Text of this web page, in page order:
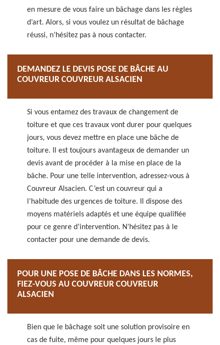
en mesure de vous faire un bâchage dans les règles
d’art. Alors, si vous voulez un résultat de bâchage
réussi, n’hésitez pas à nous contacter.
DEMANDEZ LE DEVIS POSE DE BÂCHE AU
COUVREUR COUVREUR ALSACIEN
Si vous entamez des travaux de changement de
toiture et que ces travaux vont durer pour quelques
jours, vous devez mettre en place une bâche de
toiture. Il est toujours avantageux de demander un
devis avant de procéder à la mise en place de la
bâche. Pour une telle intervention, adressez-vous à
Couvreur Alsacien. C’est un couvreur qui a
l’habitude des urgences de toiture. Il dispose des
moyens matériels adaptés et une équipe qualifiée
pour ce genre d’intervention. N’hésitez pas à le
contacter pour une demande de devis.
POUR UNE POSE DE BÂCHE DANS LES NORMES,
FIEZ-VOUS AU COUVREUR COUVREUR
ALSACIEN
Bien que le bâchage soit une solution provisoire en
cas de fuite, même pour quelques jours le plus